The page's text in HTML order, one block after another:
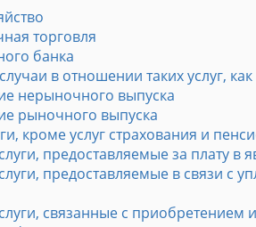
торговля
банка
в отношении таких услуг,
нерыночного выпуска
рыночного выпуска
кроме услуг страхования и
предоставляемые за плату в
предоставляемые в связи с
связанные с приобретением